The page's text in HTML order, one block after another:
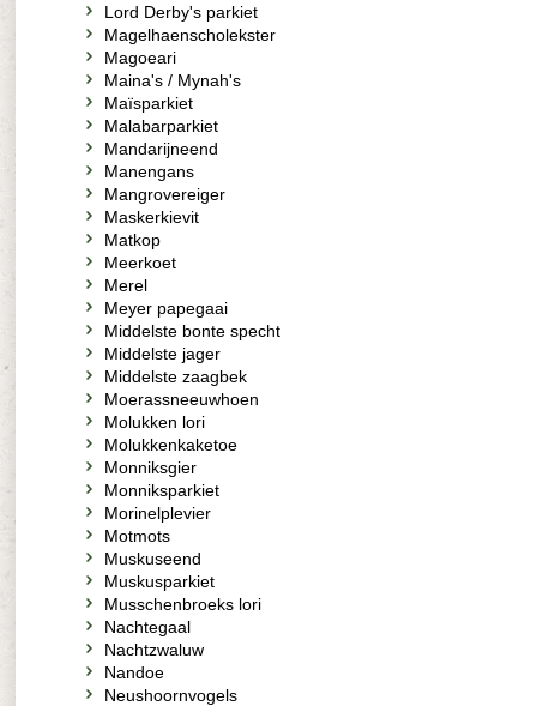
Lord Derby's parkiet
Magelhaenscholekster
Magoeari
Maina's / Mynah's
Maïsparkiet
Malabarparkiet
Mandarijneend
Manengans
Mangrovereiger
Maskerkievit
Matkop
Meerkoet
Merel
Meyer papegaai
Middelste bonte specht
Middelste jager
Middelste zaagbek
Moerassneeuwhoen
Molukken lori
Molukkenkaketoe
Monniksgier
Monniksparkiet
Morinelplevier
Motmots
Muskuseend
Muskusparkiet
Musschenbroeks lori
Nachtegaal
Nachtzwaluw
Nandoe
Neushoornvogels